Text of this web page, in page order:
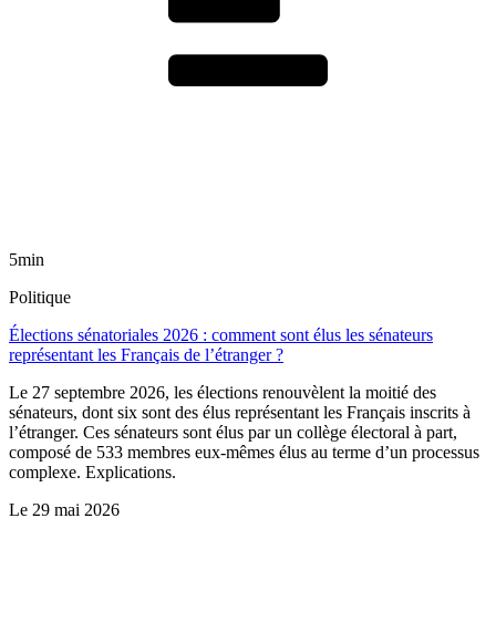
5min
Politique
Élections sénatoriales 2026 : comment sont élus les sénateurs
représentant les Français de l’étranger ?
Le 27 septembre 2026, les élections renouvèlent la moitié des
sénateurs, dont six sont des élus représentant les Français inscrits à
l’étranger. Ces sénateurs sont élus par un collège électoral à part,
composé de 533 membres eux-mêmes élus au terme d’un processus
complexe. Explications.
Le 29 mai 2026